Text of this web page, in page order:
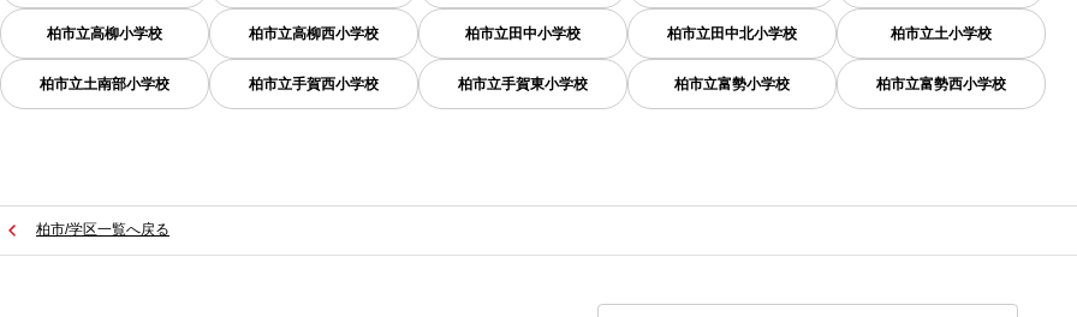
柏市立高柳小学校 柏市立高柳西小学校 柏市立田中小学校 柏市立田中北小学校 柏市立土小学校
柏市立土南部小学校 柏市立手賀西小学校 柏市立手賀東小学校 柏市立富勢小学校 柏市立富勢西小学校
柏市/学区一覧へ戻る